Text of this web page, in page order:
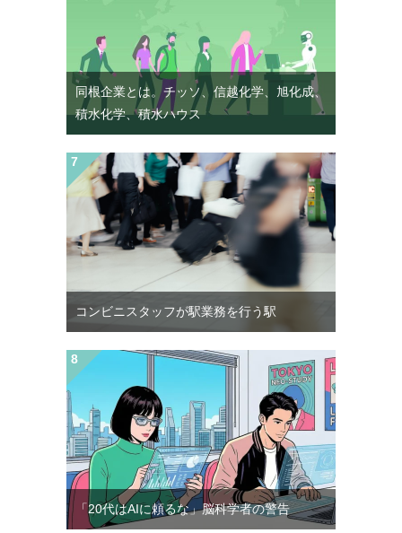
同根企業とは。チッソ、信越化学、旭化成、
積水化学、積水ハウス
コンビニスタッフが駅業務を行う駅
「20代はAIに頼るな」脳科学者の警告